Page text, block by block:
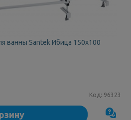
ванны Santek Ибица 150х100
Код: 96323